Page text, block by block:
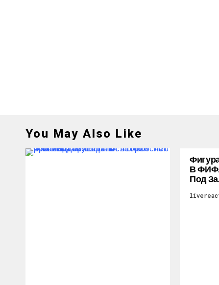
You May Also Like
В
Под